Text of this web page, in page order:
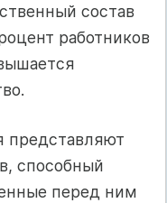
состав
работников
представляют
способный
перед ним